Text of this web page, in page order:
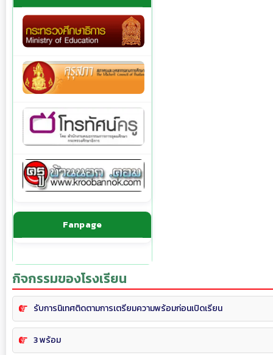
Fanpage
กิจกรรมของโรงเรียน
รับการนิเทศติดตามการเตรียมความพร้อมก่อนเปิดเรียน
3 พร้อม